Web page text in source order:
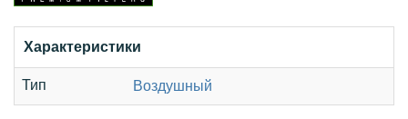
Характеристики
Тип Воздушный